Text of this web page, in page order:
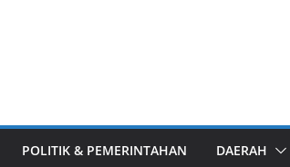
POLITIK & PEMERINTAHAN DAERAH